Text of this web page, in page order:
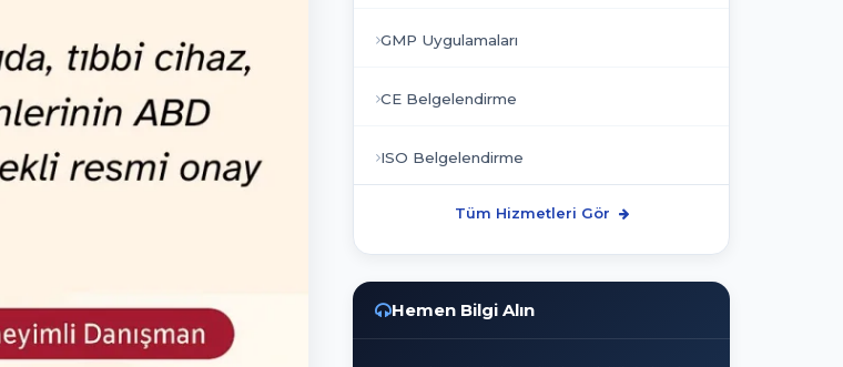
GMP Uygulamaları
CE Belgelendirme
ISO Belgelendirme
Tüm Hizmetleri Gör
Hemen Bilgi Alın